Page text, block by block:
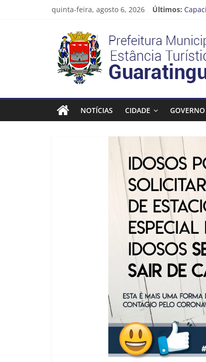
quinta-feira, agosto 6, 2026 Últimos:
Prefeitura
Estância
Turística
NOTÍCIAS CIDADE GOVERNO